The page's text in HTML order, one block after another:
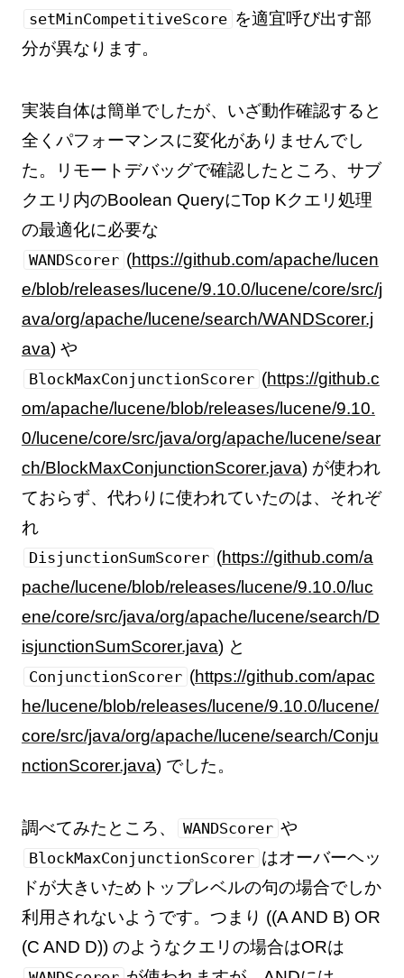
setMinCompetitiveScore を適宜呼び出す部
分が異なります。
実装自体は簡単でしたが、いざ動作確認すると
全くパフォーマンスに変化がありませんでし
た。リモートデバッグで確認したところ、サブ
クエリ内のBoolean QueryにTop Kクエリ処理
の最適化に必要な
WANDScorer (https://github.com/apache/lucen
e/blob/releases/lucene/9.10.0/lucene/core/src/j
ava/org/apache/lucene/search/WANDScorer.j
ava) や
BlockMaxConjunctionScorer (https://github.c
om/apache/lucene/blob/releases/lucene/9.10.
0/lucene/core/src/java/org/apache/lucene/sear
ch/BlockMaxConjunctionScorer.java) が使われ
ておらず、代わりに使われていたのは、それぞ
れ
DisjunctionSumScorer (https://github.com/a
pache/lucene/blob/releases/lucene/9.10.0/luc
ene/core/src/java/org/apache/lucene/search/D
isjunctionSumScorer.java) と
ConjunctionScorer (https://github.com/apac
he/lucene/blob/releases/lucene/9.10.0/lucene/
core/src/java/org/apache/lucene/search/Conju
nctionScorer.java) でした。
調べてみたところ、 WANDScorer や
BlockMaxConjunctionScorer はオーバーヘッ
ドが大きいためトップレベルの句の場合でしか
利用されないようです。つまり ((A AND B) OR
(C AND D)) のようなクエリの場合はORは